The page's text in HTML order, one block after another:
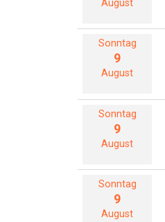
August
Sonntag
9
August
Sonntag
9
August
Sonntag
9
August